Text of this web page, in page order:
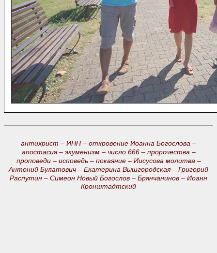
антихрист – ИНН – откровение Иоанна Богослова –
апостасия – экуменизм – число 666 – пророчества –
проповеди – исповедь – покаяние – Иисусова молитва –
Антоний Булатович – Екатерина Вышгородская – Григорий
Распутин – Симеон Новый Богослов – Брянчанинов – Иоанн
Кронштадтский